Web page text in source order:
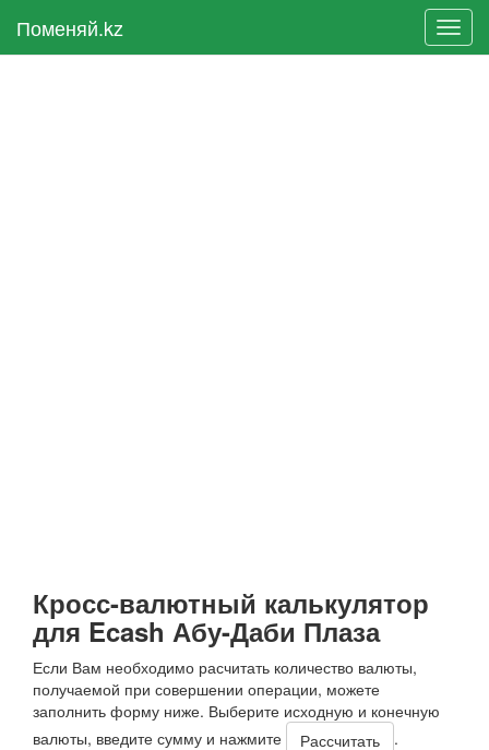
Поменяй.kz
Кросс-валютный калькулятор
для Ecash Абу-Даби Плаза
Если Вам необходимо расчитать количество валюты,
получаемой при совершении операции, можете
заполнить форму ниже. Выберите исходную и конечную
валюты, введите сумму и нажмите
.